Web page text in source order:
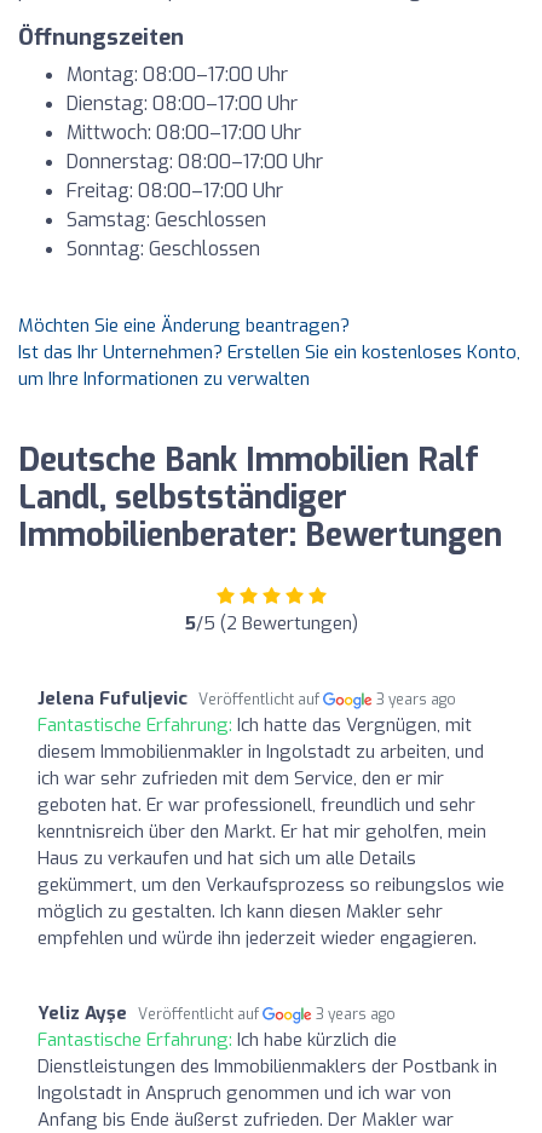
Öffnungszeiten
Montag: 08:00–17:00 Uhr
Dienstag: 08:00–17:00 Uhr
Mittwoch: 08:00–17:00 Uhr
Donnerstag: 08:00–17:00 Uhr
Freitag: 08:00–17:00 Uhr
Samstag: Geschlossen
Sonntag: Geschlossen
Möchten Sie eine Änderung beantragen?
Ist das Ihr Unternehmen? Erstellen Sie ein kostenloses Konto,
um Ihre Informationen zu verwalten
Deutsche Bank Immobilien Ralf
Landl, selbstständiger
Immobilienberater: Bewertungen
5/5 (2 Bewertungen)
Jelena Fufuljevic Veröffentlicht auf 3 years ago
Fantastische Erfahrung: Ich hatte das Vergnügen, mit
diesem Immobilienmakler in Ingolstadt zu arbeiten, und
ich war sehr zufrieden mit dem Service, den er mir
geboten hat. Er war professionell, freundlich und sehr
kenntnisreich über den Markt. Er hat mir geholfen, mein
Haus zu verkaufen und hat sich um alle Details
gekümmert, um den Verkaufsprozess so reibungslos wie
möglich zu gestalten. Ich kann diesen Makler sehr
empfehlen und würde ihn jederzeit wieder engagieren.
Yeliz Ayşe Veröffentlicht auf 3 years ago
Fantastische Erfahrung: Ich habe kürzlich die
Dienstleistungen des Immobilienmaklers der Postbank in
Ingolstadt in Anspruch genommen und ich war von
Anfang bis Ende äußerst zufrieden. Der Makler war